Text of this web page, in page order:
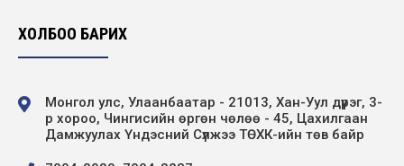
ХОЛБОО БАРИХ
Монгол улс, Улаанбаатар - 21013, Хан-Уул дүүрэг, 3-
р хороо, Чингисийн өргөн чөлөө - 45, Цахилгаан
Дамжуулах Үндэсний Сүлжээ ТӨХК-ийн төв байр